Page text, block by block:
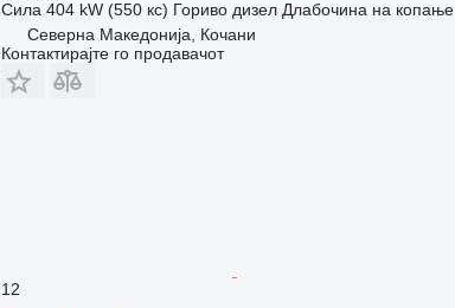
Сила 404 kW (550 кс) Гориво дизел Длабочина на копање
Северна Македонија, Кочани
Контактирајте го продавачот
12